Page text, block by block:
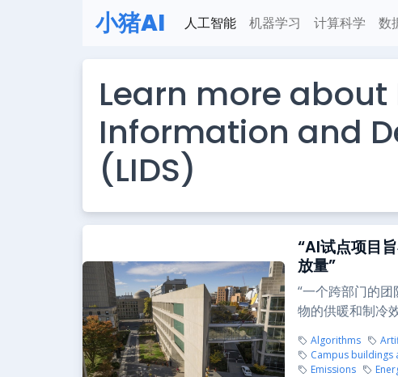
小猪AI 人工智能 机器学习 计算科学 数
Learn more
Information and
(LIDS)
“AI试点项目
放量”
“一个跨部门的
物的供暖和制冷
Algorithms
Campus buildings
Emissions